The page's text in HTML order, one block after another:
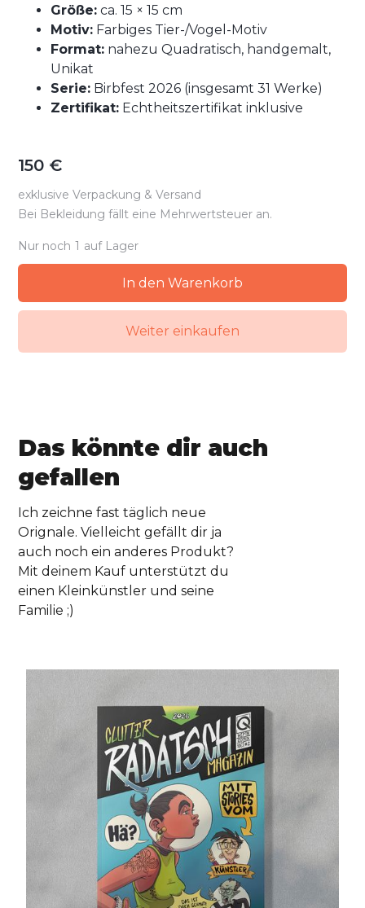
Größe: ca. 15 × 15 cm
Motiv: Farbiges Tier-/Vogel-Motiv
Format: nahezu Quadratisch, handgemalt,
Unikat
Serie: Birbfest 2026 (insgesamt 31 Werke)
Zertifikat: Echtheitszertifikat inklusive
150 €
exklusive Verpackung & Versand
Bei Bekleidung fällt eine Mehrwertsteuer an.
Nur noch 1 auf Lager
Weiter einkaufen
Das könnte dir auch
gefallen
Ich zeichne fast täglich neue
Orignale. Vielleicht gefällt dir ja
auch noch ein anderes Produkt?
Mit deinem Kauf unterstützt du
einen Kleinkünstler und seine
Familie ;)